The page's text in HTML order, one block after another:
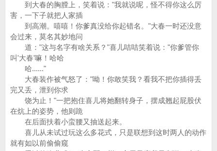
到大春的胸膛上，笑着说："我就说呢，怪不得你这么厉
害，一下子就把人家插
到高潮。嘻嘻！你爹真没给你起错名。"大春一时还没意
会过来，莫名其妙地问
道："这与名字有啥关系？"喜儿咭咭笑着说："你爹管你
叫'大春'嘛！哈哈
哈......"
大春装作被气怒了："呦！你敢笑我？看我不把你插得丢
完又丢，泄到你求
饶为止！"一把抱住喜儿将她翻转身子，摆成翘起屁股伏
在炕上的姿势，他则跪
在后面扶着小蛮腰又抽送起来。
喜儿从未试过玩这么多花式，只是联想到这时两人的动作
就有如以前偷偷窥